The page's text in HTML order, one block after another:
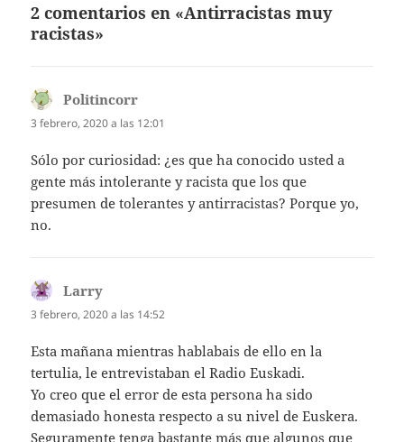
2 comentarios en «Antirracistas muy
racistas»
Politincorr
3 febrero, 2020 a las 12:01
Sólo por curiosidad: ¿es que ha conocido usted a
gente más intolerante y racista que los que
presumen de tolerantes y antirracistas? Porque yo,
no.
Larry
3 febrero, 2020 a las 14:52
Esta mañana mientras hablabais de ello en la
tertulia, le entrevistaban el Radio Euskadi.
Yo creo que el error de esta persona ha sido
demasiado honesta respecto a su nivel de Euskera.
Seguramente tenga bastante más que algunos que